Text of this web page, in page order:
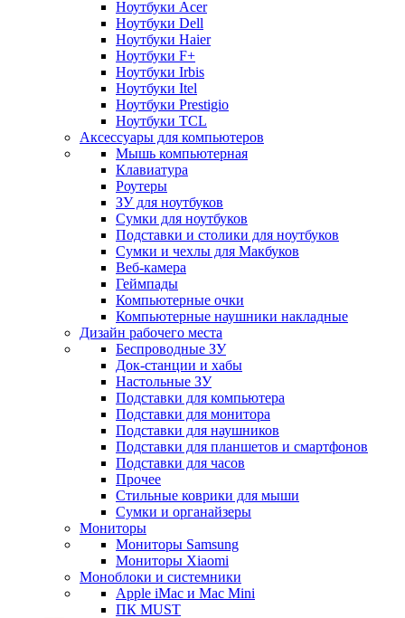
Ноутбуки Acer
Ноутбуки Dell
Ноутбуки Haier
Ноутбуки F+
Ноутбуки Irbis
Ноутбуки Itel
Ноутбуки Prestigio
Ноутбуки TCL
Аксессуары для компьютеров
Мышь компьютерная
Клавиатура
Роутеры
ЗУ для ноутбуков
Сумки для ноутбуков
Подставки и столики для ноутбуков
Сумки и чехлы для Макбуков
Веб-камера
Геймпады
Компьютерные очки
Компьютерные наушники накладные
Дизайн рабочего места
Беспроводные ЗУ
Док-станции и хабы
Настольные ЗУ
Подставки для компьютера
Подставки для монитора
Подставки для наушников
Подставки для планшетов и смартфонов
Подставки для часов
Прочее
Стильные коврики для мыши
Сумки и органайзеры
Мониторы
Мониторы Samsung
Мониторы Xiaomi
Моноблоки и системники
Apple iMac и Mac Mini
ПК MUST